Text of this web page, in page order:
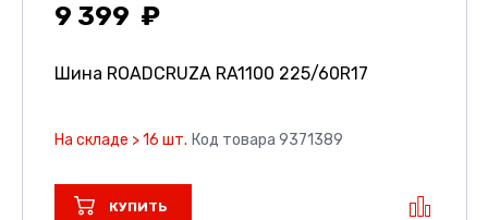
9 399
Шина ROADCRUZA RA1100 225/60R17
На складе > 16 шт. Код товара 9371389
КУПИТЬ